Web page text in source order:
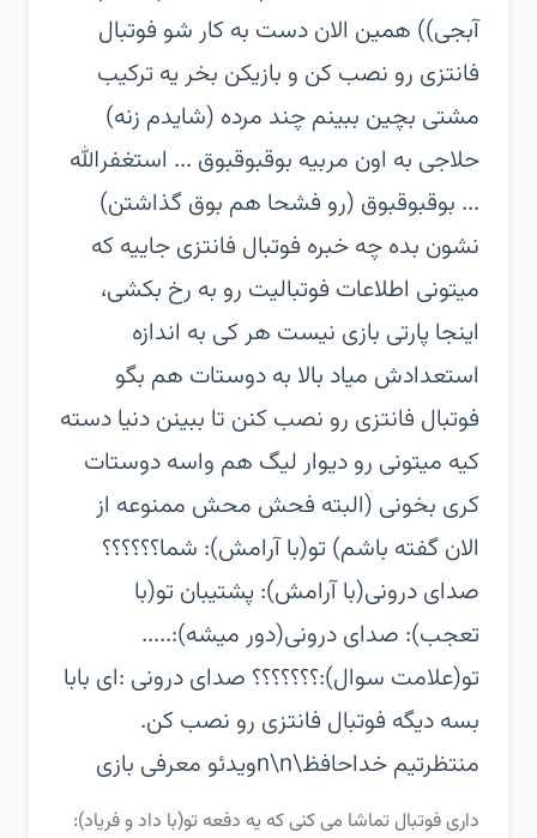
آبجی)) همین الان دست به کار شو فوتبال
فانتزی رو نصب کن و بازیکن بخر یه ترکیب
مشتی بچین ببینم چند مرده (شایدم زنه)
حلاجی به اون مربیه بوقبوقبوق ... استغفرالله
... بوقبوقبوق (رو فشحا هم بوق گذاشتن)
نشون بده چه خبره فوتبال فانتزی جاییه که
میتونی اطلاعات فوتبالیت رو به رخ بکشی،
اینجا پارتی بازی نیست هر کی به اندازه
استعدادش میاد بالا به دوستات هم بگو
فوتبال فانتزی رو نصب کنن تا ببینن دنیا دسته
کیه میتونی رو دیوار لیگ هم واسه دوستات
کری بخونی (البته فحش محش ممنوعه از
الان گفته باشم) تو(با آرامش): شما؟؟؟؟؟؟
صدای درونی(با آرامش): پشتیبان تو(با
تعجب): صدای درونی(دور میشه):.....
تو(علامت سوال):؟؟؟؟؟؟؟ صدای درونی :ای بابا
بسه دیگه فوتبال فانتزی رو نصب کن.
منتظرتیم خداحافظ\n\nویدئو معرفی بازی
‏‏داری فوتبال تماشا می کنی که یه دفعه تو(با داد و فریاد):